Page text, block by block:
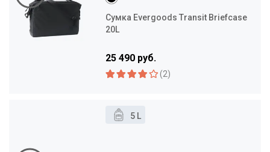
Сумка Evergoods Transit Briefcase
20L
25 490 руб.
(2)
5 L